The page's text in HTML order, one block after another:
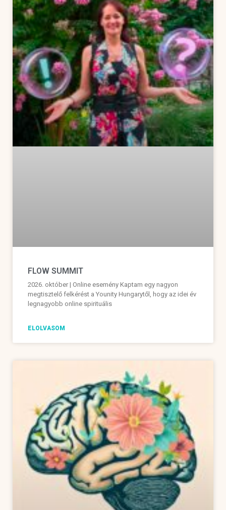
FLOW SUMMIT
2026. október | Online esemény Kaptam egy nagyon
megtisztelő felkérést a Younity Hungarytől, hogy az idei év
legnagyobb online spirituális
ELOLVASOM